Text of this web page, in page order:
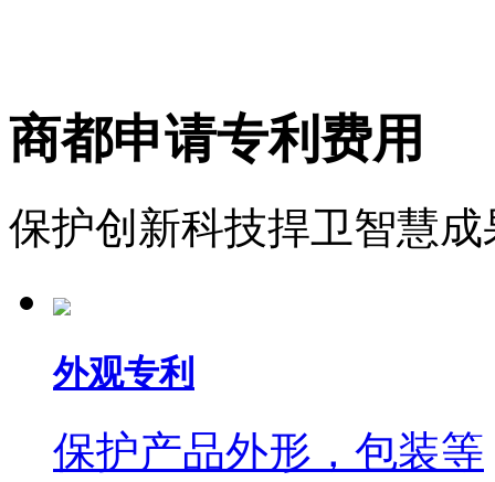
商都申请专利费用
保护创新科技捍卫智慧
外观专利
保护产品外形，包装等